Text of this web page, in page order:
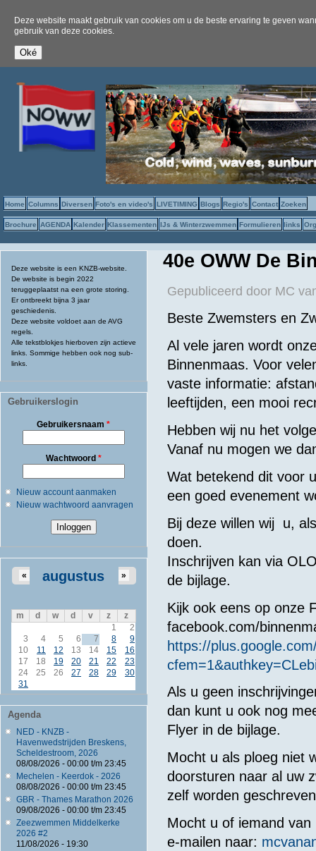
Deze website maakt gebruik van cookies om u de beste ervaring te geven
gebruik van deze cookies.
Home Columns Diversen Foto's en video's LIVETIMING Blogs Regio's Contact Zoeken
Brochure AGENDA Kalender Klassementen IJs & Winterzwemmen Formulieren links
Deze website is een KNZB-website.
De website is begin 2022
teruggeplaatst na een grote storing.
Er ontbreekt bijna 3 jaar
geschiedenis.
Deze website voldoet aan de AVG
regels.
Alle tekstblokjes hierboven zijn actieve
links. Sommige hebben ook nog sub-
links.
Gebruikerslogin
Gebruikersnaam*
Wachtwoord *
Nieuw account aanmaken
Nieuw wachtwoord aanvragen
augustus
« »
m d w d v z
z
1
2
3
4 5 6 7 8
9
10
11 12 13 14 15
16
17
18 19 20 21 22
23
24
25 26 27 28 29
30
31
Agenda
NED - KNZB -
Havenwedstrijden Breskens,
Scheldestroom, 2026
08/08/2026 - 00:00t/m 23:45
Mechelen - Keerdok - 2026
08/08/2026 - 00:00t/m 23:45
GBR - Thames Marathon 2026
09/08/2026 - 00:00t/m 23:45
Zeezwemmen Middelkerke
2026 #2
11/08/2026 - 19:30
40e OWW De
Gepubliceerd door MC
Beste Zwemsters en
Al vele jaren wordt
Binnenmaas. Voor
vaste informatie:
leeftijden, een mooi
Hebben wij nu het
Vanaf nu mogen we
Wat betekend dit voor
een goed evenement
Bij deze willen wij u,
doen.
Inschrijven kan via
de bijlage.
Kijk ook eens op onze
facebook.com/
https://
Als u geen
dan kunt u ook nog
Flyer in de bijlage.
Mocht u als ploeg niet
doorsturen naar al uw
zelf worden
Mocht u of iemand
e-mailen naar: